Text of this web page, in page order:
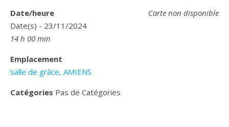
Carte non disponible
Date/heure
Date(s) - 23/11/2024
14 h 00 min
Emplacement
salle de grâce, AMIENS
Catégories Pas de Catégories